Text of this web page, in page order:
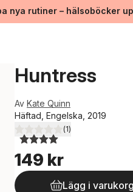
nya rutiner – hälsoböcker
Huntress
Av Kate Quinn
Häftad, Engelska, 2019
4,0utav 5 stjärnor. Totalt antal
(1)
149 kr
Lägg i varukorg